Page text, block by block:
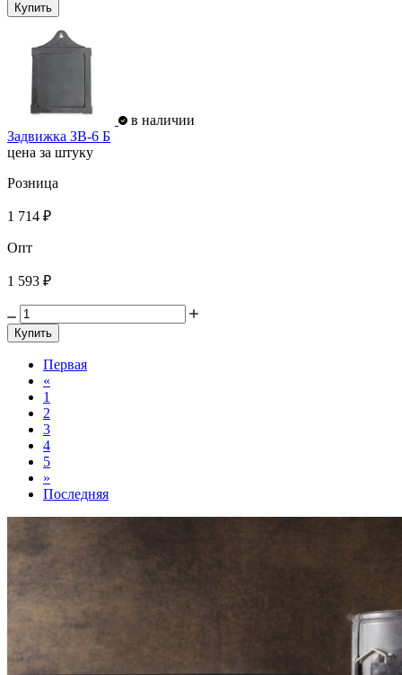
Купить
в наличии
Задвижка ЗВ-6 Б
цена за штуку
Розница
1 714 ₽
Опт
1 593 ₽
Купить
Первая
«
1
2
3
4
5
»
Последняя